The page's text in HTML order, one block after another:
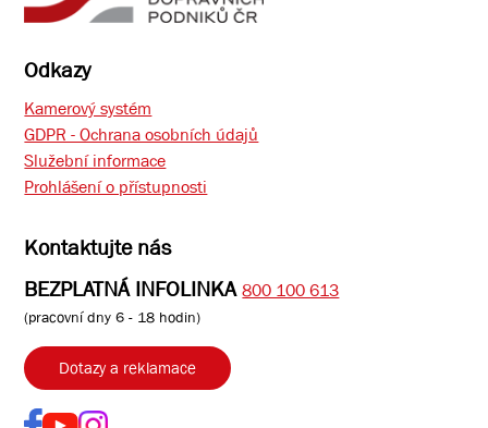
Odkazy
Kamerový systém
GDPR - Ochrana osobních údajů
Služební informace
Prohlášení o přístupnosti
Kontaktujte nás
BEZPLATNÁ INFOLINKA 800 100 613
(pracovní dny 6 - 18 hodin)
Dotazy a reklamace